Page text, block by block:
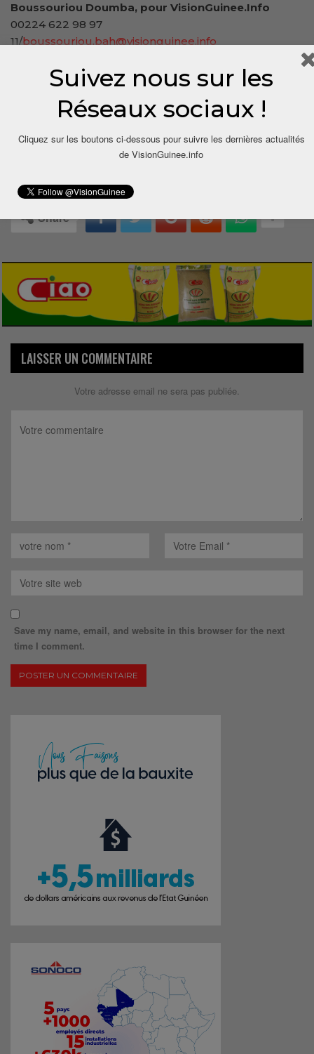
Boussouriou Doumba, pour VisionGuinee.Info
00224 622 98 97
11/boussouriou.bah@visionguinee.info
Share
LAISSER UN COMMENTAIRE
Votre adresse email ne sera pas publiée.
Save my name, email, and website in this browser for the next
time I comment.
Suivez nous sur les
Réseaux sociaux !
Cliquez sur les boutons ci-dessous pour suivre les dernières actualités
de VisionGuinee.info